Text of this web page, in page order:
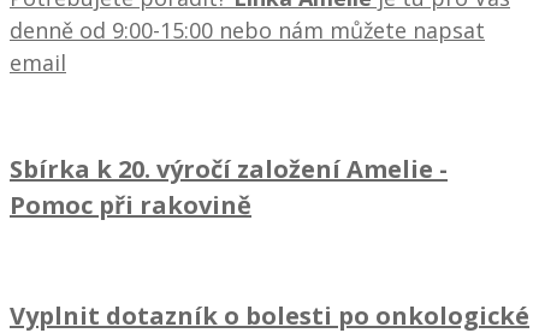
denně od 9:00-15:00 nebo nám můžete napsat
email
Sbírka k 20. výročí založení Amelie -
Pomoc při rakovině
Vyplnit dotazník o bolesti po onkologické